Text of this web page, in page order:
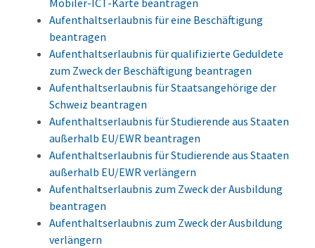
Mobiler-ICT-Karte beantragen
Aufenthaltserlaubnis für eine Beschäftigung
beantragen
Aufenthaltserlaubnis für qualifizierte Geduldete
zum Zweck der Beschäftigung beantragen
Aufenthaltserlaubnis für Staatsangehörige der
Schweiz beantragen
Aufenthaltserlaubnis für Studierende aus Staaten
außerhalb EU/EWR beantragen
Aufenthaltserlaubnis für Studierende aus Staaten
außerhalb EU/EWR verlängern
Aufenthaltserlaubnis zum Zweck der Ausbildung
beantragen
Aufenthaltserlaubnis zum Zweck der Ausbildung
verlängern